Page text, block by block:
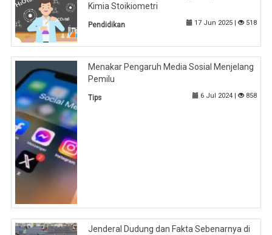
Kimia Stoikiometri
Pendidikan 17 Jun 2025 | 518
Menakar Pengaruh Media Sosial Menjelang
Pemilu
Tips 6 Jul 2024 | 858
Jenderal Dudung dan Fakta Sebenarnya di